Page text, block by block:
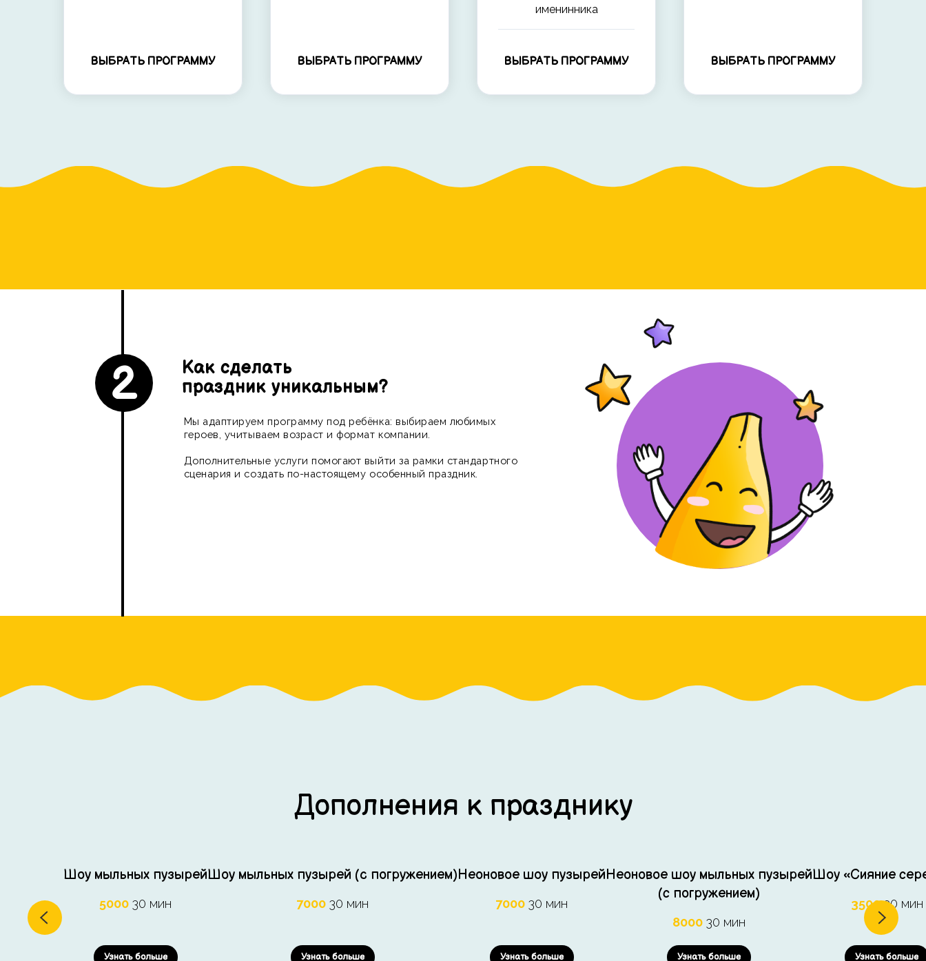
ВЫБРАТЬ ПРОГРАММУ ВЫБРАТЬ ПРОГРАММУ
именинника
ВЫБРАТЬ ПРОГРАММУ ВЫБРАТЬ ПРОГРАММУ
Дополнительные услуги помогают выйти за рамки стандартного
сценария и создать по-настоящему особенный праздник.
2
Дополнения к празднику
Шоу мыльных пузырей
5000 30 мин
Узнать больше
Шоу мыльных пузырей (c погружением)
7000 30 мин
Узнать больше
Неоновое шоу пузырей
7000 30 мин
Узнать больше
Неоновое шоу мыльных пузырей
(с погружением)
8000 30 мин
Узнать больше
Шоу «Сияние
350030 мин
Узнать больше